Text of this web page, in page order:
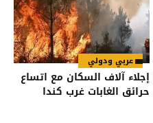
عربي ودولي
إجلاء آلاف السكان مع اتساع
حرائق الغابات غرب كندا